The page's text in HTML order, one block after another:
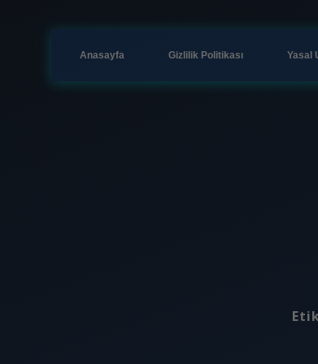
Anasayfa Gizlilik Politikası Yasal